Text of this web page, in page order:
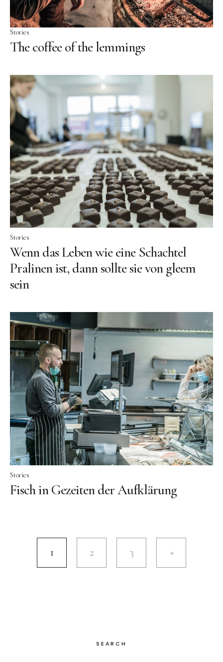
Stories
The coffee of the lemmings
Stories
Wenn das Leben wie eine Schachtel
Pralinen ist, dann sollte sie von gleem
sein
Stories
Fisch in Gezeiten der Aufklärung
1 2 3
SEARCH